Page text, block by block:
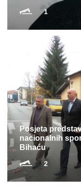
1
Posjeta
nacionalnih
Bihaću
2